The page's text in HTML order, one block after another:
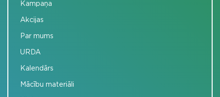
Kampaņa
Akcijas
Par mums
URDA
Kalendārs
Mācību materiāli